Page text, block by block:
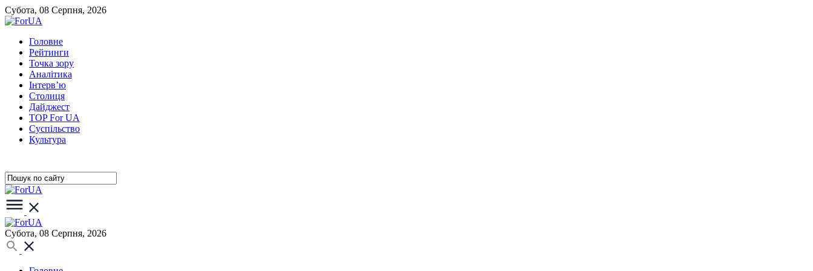
Субота, 08 Серпня, 2026
Головне
Рейтинги
Точка зору
Аналітика
Інтерв’ю
Столиця
Дайджест
TOP For UA
Суспiльство
Культура
Субота, 08 Серпня, 2026